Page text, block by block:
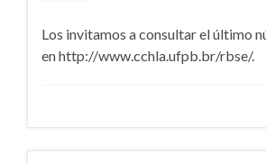
Los invitamos a consultar el último
en http://www.cchla.ufpb.br/rbse/.